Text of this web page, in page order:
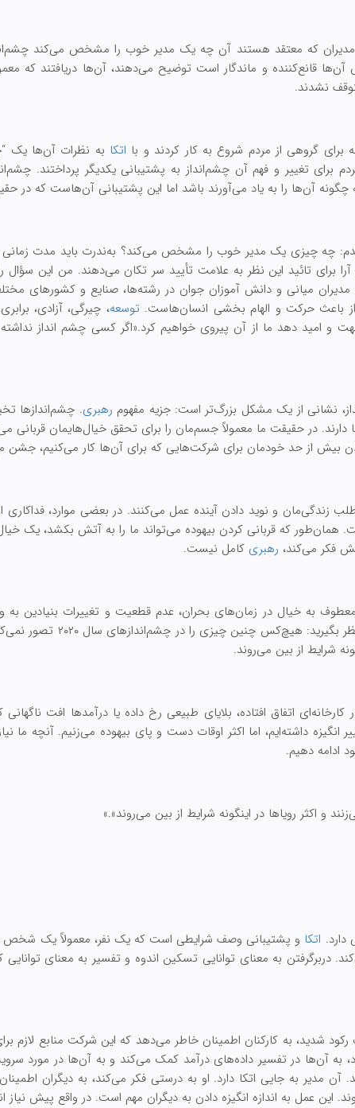
مدیران که معتقد هستند آن چه یک مدیر خوب را مشخص می‌کند
قانع‌کننده و ماندگار است توضیح می‌دهند، آن‌ها دریافتند که
نشدند.
گروهی از مردم شروع به کار کردند و با اتکا به نظرات آن‌ها یک
تغییر و فهم آن چشم‌انداز به پشتیبانی یکدیگر پرداختند.
آن‌ها را به یاد می‌آورند باشد اما این پشتیبانی آن‌هاست که در
چه چیزی یک مدیر خوب را مشخص می‌کند؟ به‌ندرت باید مدت زمانی
برای تائید این نظر به علامت تأیید سر تکان می‌دهند. من این
میانی و دانش آموزان جوان در رشته‌ها، صنایع و کشورهای
باعث حرکت و الهام بخشی انسان‌هاست. توسعه، چیرگی، آزادی،
و امید دهد ما از آن پیروی خواهیم کرد.«اگر کسی چشم انداز نداشته
نشانی از یک مشکل بزرگ‌تر است: جزیه مفهوم رهبری. چشم‌اندازها
در حقیقت ما معمولاً جسم‌مان را برای تحقق خیال‌هایمان قربانی
بیش از حد خودمان برای شرکت‌هایی که برای آن‌ها کار می‌کنیم، جشن
طلب زندگی‌مان و نوید دادن آینده عمل می‌کنند. در بعضی موارد،
همان‌طور که قربانی کردن بیهوده می‌تواند ما را به آتش بکشد، یک
فکر می‌کند، رهبری کامل نیست.
به خیال در زمان‌های بحران، عدم قطعیت و تغییرات بنیادین
مثال همه‌گیری ویروس کرونا را در
شرایط از بین می‌روند.
اتفاق افتاده، بلایای طبیعی رخ داده یا درآمدها افت ناگهانی
انگیزه داشته‌ایم، اما اکثر اوقات دست و پای بیهوده می‌زنیم. آنچه ما
ادامه دهیم.
و اکثر رویاها در اینگونه شرایط از بین می‌روند».»
اتکا و پشتیبانی وصف شرایطی است که یک نفر، معمولاً یک شخص
دربرگرفتن به معنای توانایی تسکین اندوه و تفسیر به معنای
شدید، به کارکنان اطمینان خاطر می‌دهد که این شرکت منابع لازم
آن‌ها در تفسیر داده‌های درآمد کمک می‌کند و به آن‌ها در مورد
مدیر به جایی اتکا دارد. او به درستی فکر می‌کند، به دیگران
این عمل به اندازه انگیزه دادن به دیگران مهم است. در واقع پیش نیاز